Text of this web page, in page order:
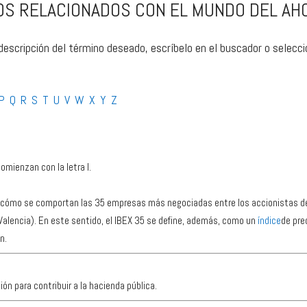
RELACIONADOS CON EL MUNDO DEL
del término deseado, escríbelo en el buscador o
Q R S T U V W X Y Z
con la letra I.
se comportan las 35 empresas más negociadas entre los accionistas
En este sentido, el IBEX 35 se define, además, como uníndicede
para contribuir a la hacienda pública.